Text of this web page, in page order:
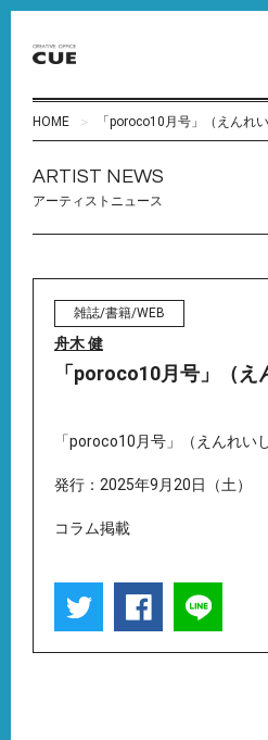
HOME 「poroco10月号」（えんれい
ARTIST NEWS
アーティストニュース
雑誌/書籍/WEB
舟木 健
「poroco10月号」（え
「poroco10月号」（えんれい
発行：2025年9月20日（土）
コラム掲載